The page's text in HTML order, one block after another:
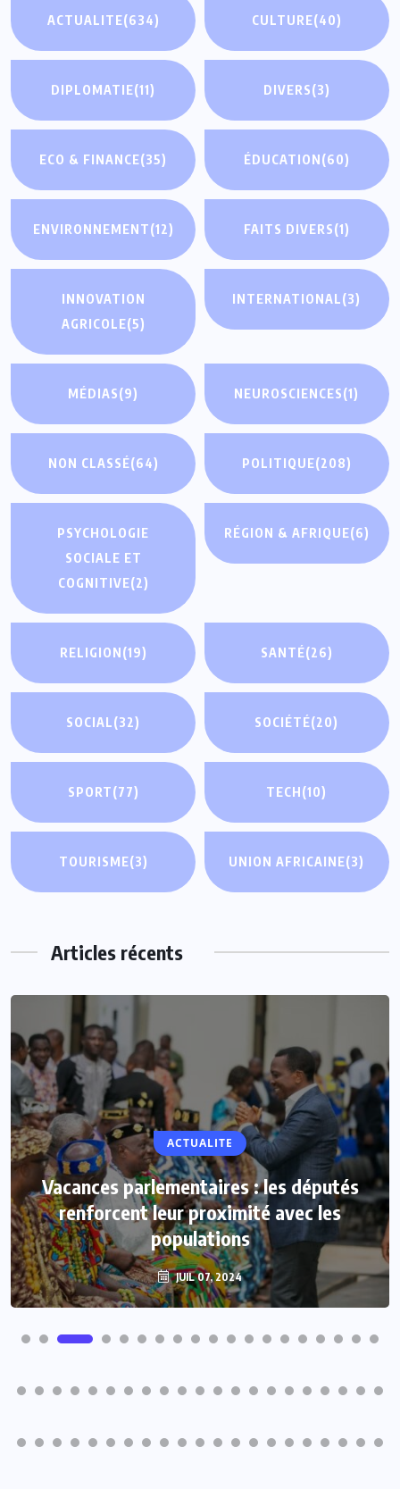
ACTUALITE(634) CULTURE(40)
DIPLOMATIE(11) DIVERS(3)
ECO & FINANCE(35) ÉDUCATION(60)
ENVIRONNEMENT(12) FAITS DIVERS(1)
INNOVATION
AGRICOLE(5)
INTERNATIONAL(3)
MÉDIAS(9) NEUROSCIENCES(1)
NON CLASSÉ(64) POLITIQUE(208)
PSYCHOLOGIE
SOCIALE ET
COGNITIVE(2)
RÉGION & AFRIQUE(6)
RELIGION(19) SANTÉ(26)
SOCIAL(32) SOCIÉTÉ(20)
SPORT(77) TECH(10)
TOURISME(3) UNION AFRICAINE(3)
Articles récents
ACTUALITE
Vacances parlementaires : les députés
renforcent leur proximité avec les
populations
JUIL 07, 2024